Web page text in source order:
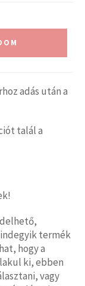
adás után a
talál a
termék
hogy a
ki, ebben
vagy